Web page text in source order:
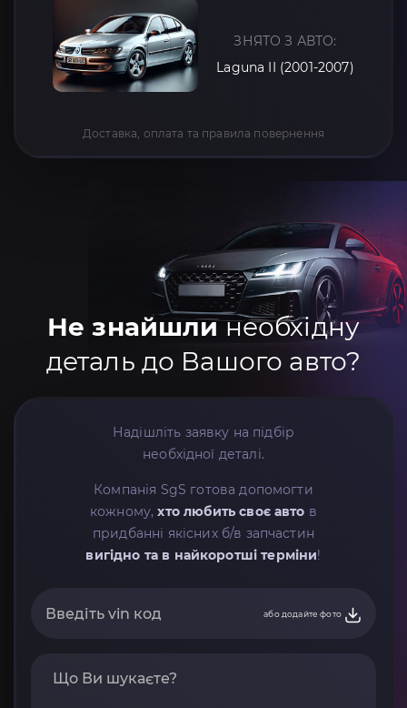
ЗНЯТО З АВТО:
Laguna II (2001-2007)
Доставка, оплата та правила повернення
Не знайшлинеобхідну
деталь до Вашого авто?
Надішліть заявку на підбір
необхідної деталі.
Компанія SgS готова допомогти
кожному,хто любить своє авто в
придбанні якісних б/в запчастин
вигідно та в найкоротші терміни!
або додайте фото